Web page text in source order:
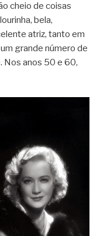
cheio de coisas
bela,
atriz, tanto em
grande número de
Nos anos 50 e 60,